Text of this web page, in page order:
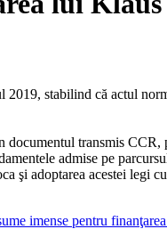
stabilind că actul
transmis CCR,
admise pe
şi adoptarea acestei legi
imense pentru